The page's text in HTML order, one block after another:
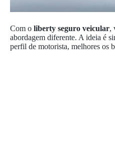
Com o liberty seguro veicular,
abordagem diferente. A ideia é
perfil de motorista, melhores os